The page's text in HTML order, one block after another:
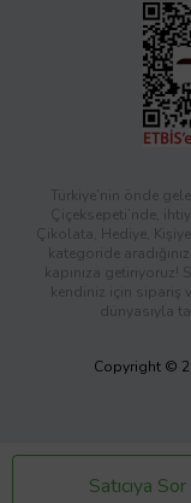
Satıcıya Sor
Türkiye’nin önde
Çiçeksepeti’nde,
Çikolata, Hediye,
kategoride
kapınıza getiriyoruz!
kendiniz için sipariş
dünyasıyla
Copyright ©